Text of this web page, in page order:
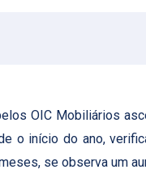
OIC Mobiliários
o início do ano,
se observa um